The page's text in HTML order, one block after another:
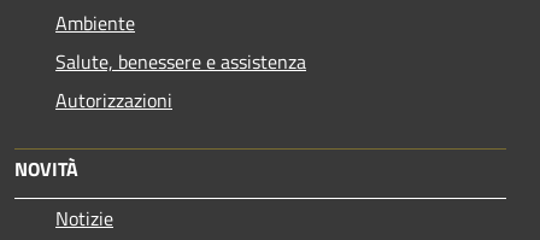
Ambiente
Salute, benessere e assistenza
Autorizzazioni
NOVITÀ
Notizie